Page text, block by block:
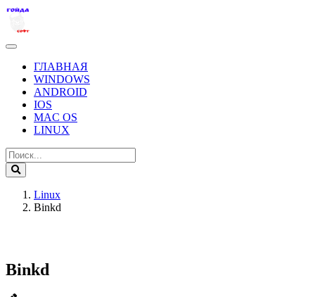
ГЛАВНАЯ
WINDOWS
ANDROID
IOS
MAC OS
LINUX
Linux
Binkd
Binkd